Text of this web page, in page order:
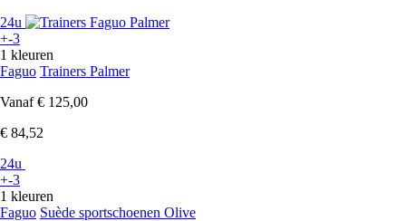
24u
+-3
1 kleuren
Faguo Trainers Palmer
Vanaf € 125,00
€ 84,52
24u
+-3
1 kleuren
Faguo Suède sportschoenen Olive